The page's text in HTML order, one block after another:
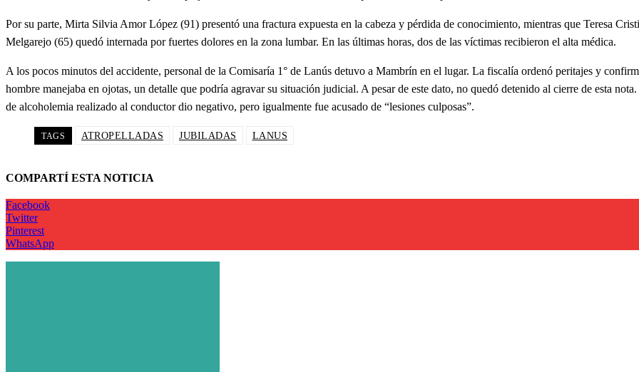
Por su parte, Mirta Silvia Amor López (91) presentó una fractura expuesta en la cabeza y pérdida de conocimiento, mientras que Teresa
Melgarejo (65) quedó internada por fuertes dolores en la zona lumbar. En las últimas horas, dos de las víctimas recibieron el alta médica.
A los pocos minutos del accidente, personal de la Comisaría 1° de Lanús detuvo a Mambrín en el lugar. La fiscalía ordenó peritajes y
hombre manejaba en ojotas, un detalle que podría agravar su situación judicial. A pesar de este dato, no quedó detenido al cierre de esta
de alcoholemia realizado al conductor dio negativo, pero igualmente fue acusado de “lesiones culposas”.
TAGS ATROPELLADAS JUBILADAS LANUS
COMPARTÍ ESTA NOTICIA
Facebook
Twitter
Pinterest
WhatsApp